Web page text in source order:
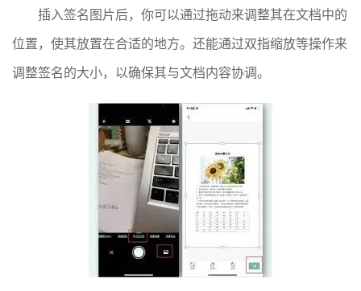
插入签名图片后，你可以通过拖动来调整其在文档中的
位置，使其放置在合适的地方。还能通过双指缩放等操作来
调整签名的大小，以确保其与文档内容协调。